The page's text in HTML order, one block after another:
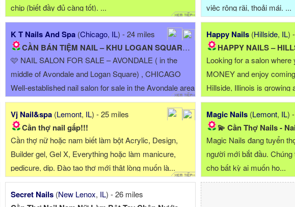
chip (biết đầy đủ càng tốt). ...
việc rộng rãi, thoải mái. ...
K T Nails And Spa (Chicago, IL) - 24 miles
CẦN BÁN TIỆM NAIL – KHU LOGAN SQUARE - AVONDALE, CHICAGO
🩷 NAIL SALON FOR SALE – AVONDALE ( in the
middle of Avondale and Logan Square) , CHICAGO
Well-established nail salon for sale in the Avondale area
of Chicago. The salon is fully set up and ready for the
next owner. All furniture, equipment, ...
Happy Nails (Hillside, IL)
HAPPY NAILS –
Looking for a salon
MONEY and enjoy
Hillside, Illinois is growing
people to join our team!
Experts * Manicure/...
Vj Nail&spa (Lemont, IL) - 25 miles
Cần thợ nail gấp!!!
Cần thợ nữ hoặc nam biết làm bột Acrylic, Design,
Builder gel, Gel X, Everything hoặc làm manicure,
pedicure, dip. Đào tạo thợ mới thật lòng muốn là...
Magic Nails (Lemont, IL)
💫 Cần Thợ Nails -
Magic Nails đang tuyển
người mới bắt đầu.
cho bất kỳ ai muốn họ...
Secret Nails (New Lenox, IL) - 26 miles